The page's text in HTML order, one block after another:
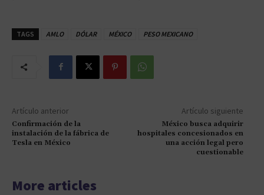
TAGS AMLO DÓLAR MÉXICO PESO MEXICANO
Artículo anterior
Confirmación de la
instalación de la fábrica de
Tesla en México
Artículo siguiente
México busca adquirir
hospitales concesionados en
una acción legal pero
cuestionable
More articles